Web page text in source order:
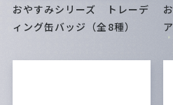
おやすみシリーズ トレーデ
ィング缶バッジ（全8種）